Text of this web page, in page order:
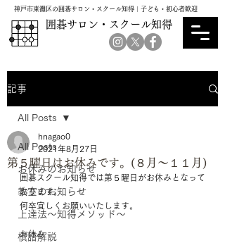
囲碁サロン・スクール知得
神戸市東灘区の囲碁サロン・スクール知得｜子ども・初心者歓迎
記事
All Posts
お休みのお知らせ
教室のお知らせ
上達法～知得メソッド～
棋譜解説
All Posts
第５曜日はお休みです。(８月～１１月)
hnagao0
2021年8月27日
囲碁スクール知得では第５曜日がお休みとなって
おります。
何卒宜しくお願いいたします。
お休み